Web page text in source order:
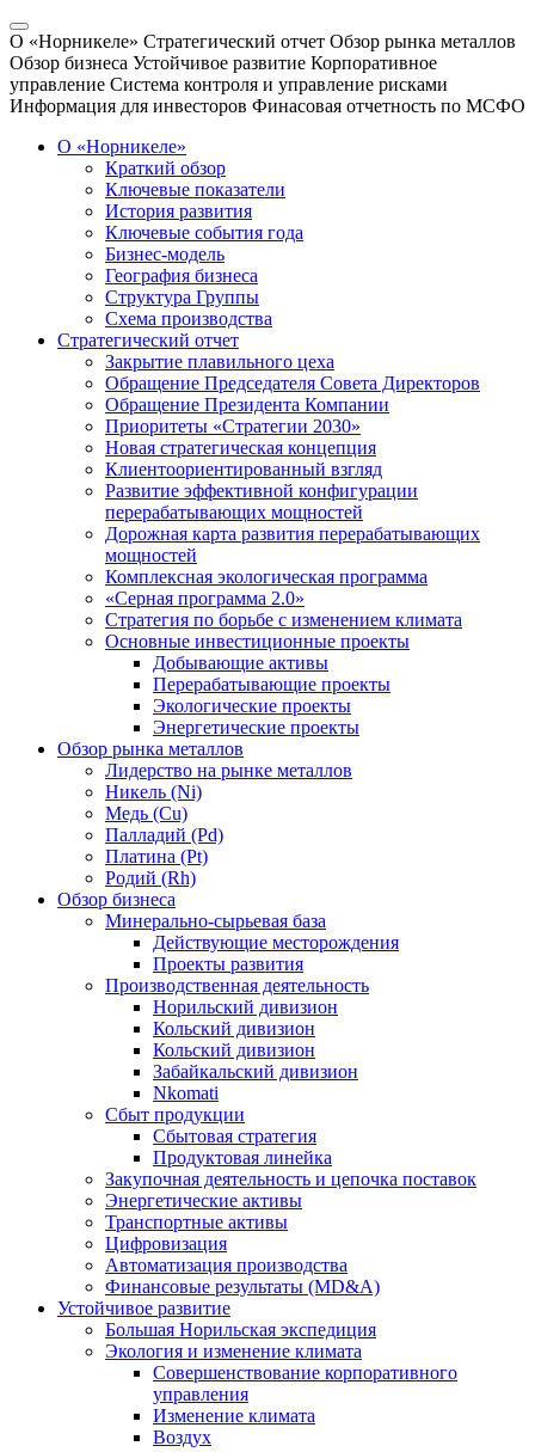
О «Норникеле» Стратегический отчет Обзор рынка металлов
Обзор бизнеса Устойчивое развитие Корпоративное
управление Система контроля и управление рисками
Информация для инвесторов Финасовая отчетность по МСФО
О «Норникеле»
Краткий обзор
Ключевые показатели
История развития
Ключевые события года
Бизнес-модель
География бизнеса
Структура Группы
Схема производства
Стратегический отчет
Закрытие плавильного цеха
Обращение Председателя Совета Директоров
Обращение Президента Компании
Приоритеты «Стратегии 2030»
Новая стратегическая концепция
Клиентоориентированный взгляд
Развитие эффективной конфигурации
перерабатывающих мощностей
Дорожная карта развития перерабатывающих
мощностей
Комплексная экологическая программа
«Серная программа 2.0»
Стратегия по борьбе с изменением климата
Основные инвестиционные проекты
Добывающие активы
Перерабатывающие проекты
Экологические проекты
Энергетические проекты
Обзор рынка металлов
Лидерство на рынке металлов
Никель (Ni)
Медь (Cu)
Палладий (Pd)
Платина (Pt)
Родий (Rh)
Обзор бизнеса
Минерально-сырьевая база
Действующие месторождения
Проекты развития
Производственная деятельность
Норильский дивизион
Кольский дивизион
Кольский дивизион
Забайкальский дивизион
Nkomati
Сбыт продукции
Сбытовая стратегия
Продуктовая линейка
Закупочная деятельность и цепочка поставок
Энергетические активы
Транспортные активы
Цифровизация
Автоматизация производства
Финансовые результаты (MD&A)
Устойчивое развитие
Большая Норильская экспедиция
Экология и изменение климата
Совершенствование корпоративного
управления
Изменение климата
Воздух